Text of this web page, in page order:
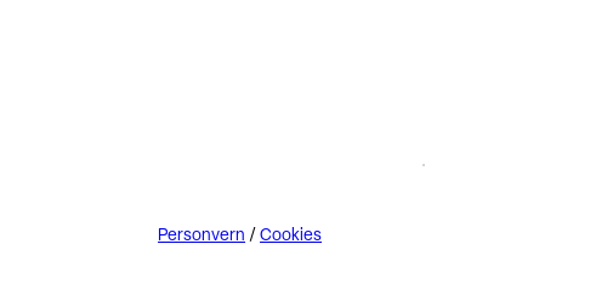
Personvern /Cookies